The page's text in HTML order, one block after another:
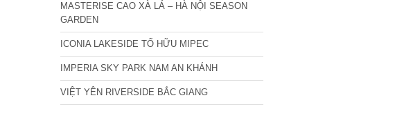
MASTERISE CAO XÀ LÁ – HÀ NỘI SEASON
GARDEN
ICONIA LAKESIDE TỐ HỮU MIPEC
IMPERIA SKY PARK NAM AN KHÁNH
VIỆT YÊN RIVERSIDE BẮC GIANG